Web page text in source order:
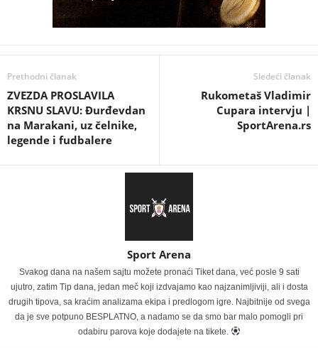
Prethodni članak
ZVEZDA PROSLAVILA
KRSNU SLAVU: Đurđevdan
na Marakani, uz čelnike,
legende i fudbalere
Sledeći članak
Rukometaš Vladimir
Cupara intervju |
SportArena.rs
Sport Arena
Svakog dana na našem sajtu možete pronaći Tiket dana, već posle 9 sati
ujutro, zatim Tip dana, jedan meč koji izdvajamo kao najzanimljiviji, ali i dosta
drugih tipova, sa kraćim analizama ekipa i predlogom igre. Najbitnije od svega
da je sve potpuno BESPLATNO, a nadamo se da smo bar malo pomogli pri
odabiru parova koje dodajete na tikete.